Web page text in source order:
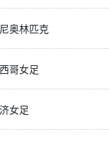
奥林匹克
哥女足
女足